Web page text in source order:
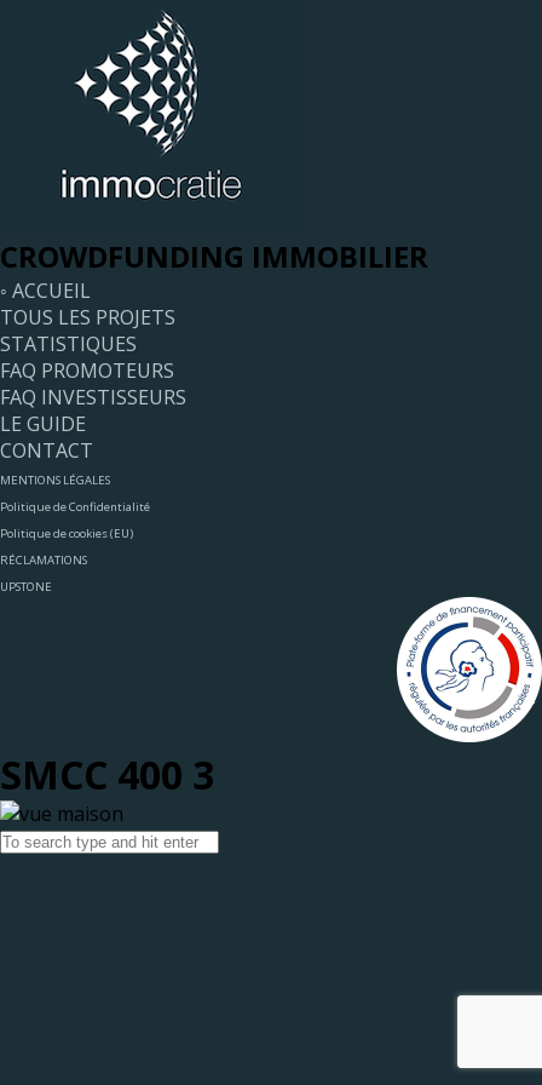
CROWDFUNDING IMMOBILIER
◦ ACCUEIL
TOUS LES PROJETS
STATISTIQUES
FAQ PROMOTEURS
FAQ INVESTISSEURS
LE GUIDE
CONTACT
MENTIONS LÉGALES
Politique de Confidentialité
Politique de cookies (EU)
RÉCLAMATIONS
UPSTONE
SMCC 400 3